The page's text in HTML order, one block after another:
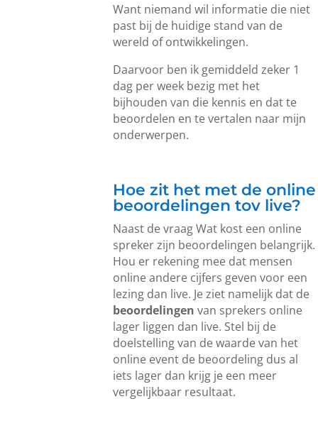
Want niemand wil informatie die niet
past bij de huidige stand van de
wereld of ontwikkelingen.
Daarvoor ben ik gemiddeld zeker 1
dag per week bezig met het
bijhouden van die kennis en dat te
beoordelen en te vertalen naar mijn
onderwerpen.
Hoe zit het met de online
beoordelingen tov live?
Naast de vraag Wat kost een online
spreker zijn beoordelingen belangrijk.
Hou er rekening mee dat mensen
online andere cijfers geven voor een
lezing dan live. Je ziet namelijk dat de
beoordelingen van sprekers online
lager liggen dan live. Stel bij de
doelstelling van de waarde van het
online event de beoordeling dus al
iets lager dan krijg je een meer
vergelijkbaar resultaat.